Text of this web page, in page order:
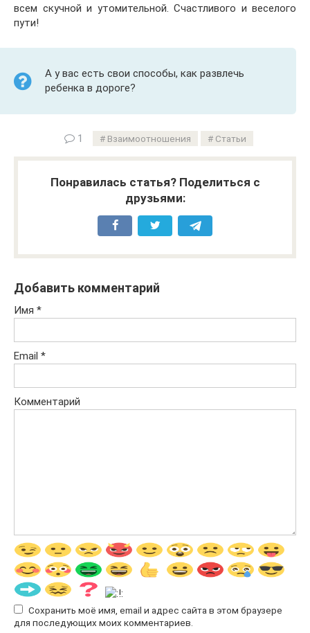
всем скучной и утомительной. Счастливого и веселого
пути!
А у вас есть свои способы, как развлечь
ребенка в дороге?
1 Взаимоотношения Статьи
Понравилась статья? Поделиться с
друзьями:
Добавить комментарий
Имя *
Email *
Комментарий
Сохранить моё имя, email и адрес сайта в этом браузере
для последующих моих комментариев.